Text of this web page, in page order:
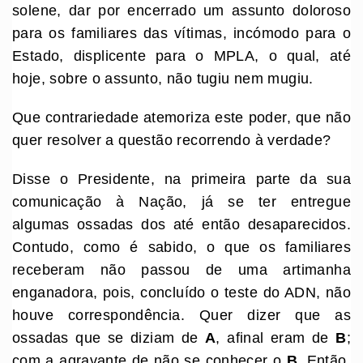
solene, dar por encerrado um assunto doloroso
para os familiares das vítimas, incómodo para o
Estado, displicente para o MPLA, o qual, até
hoje, sobre o assunto, não tugiu nem mugiu.
Que contrariedade atemoriza este poder, que não
quer resolver a questão recorrendo à verdade?
Disse o Presidente, na primeira parte da sua
comunicação à Nação, já se ter entregue
algumas ossadas dos até então desaparecidos.
Contudo, como é sabido, o que os familiares
receberam não passou de uma artimanha
enganadora, pois, concluído o teste do ADN, não
houve correspondência. Quer dizer que as
ossadas que se diziam de A, afinal eram de B;